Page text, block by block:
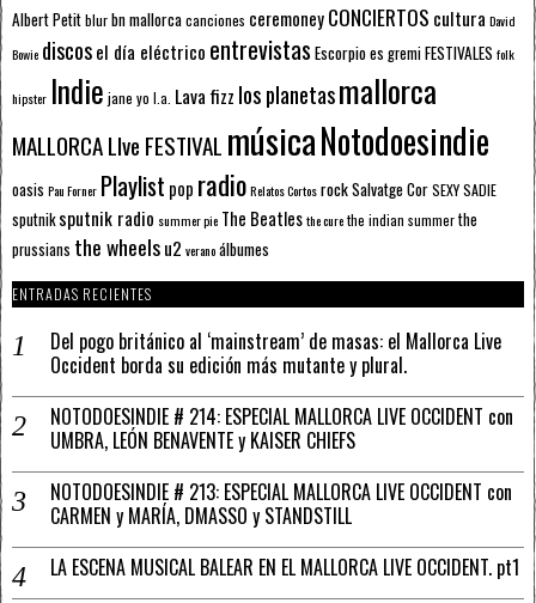
Albert Petitblurbn mallorcacanciones ceremoneyCONCIERTOS cultura David
Bowie discosel día eléctrico entrevistas Escorpioes gremiFESTIVALES folk
hipster Indie jane yo l.a. Lava fizz los planetasmallorca
MALLORCA LIve FESTIVAL músicaNotodoesindie
oasis Pau Forner Playlist pop radioRelatos CortosrockSalvatge CorSEXY SADIE
sputnik sputnik radio summer pie The Beatlesthe curethe indian summerthe
prussians the wheelsu2 veranoálbumes
ENTRADAS RECIENTES
Del pogo británico al ‘mainstream’ de masas: el Mallorca Live
Occident borda su edición más mutante y plural.
NOTODOESINDIE # 214: ESPECIAL MALLORCA LIVE OCCIDENT con
UMBRA, LEÓN BENAVENTE y KAISER CHIEFS
NOTODOESINDIE # 213: ESPECIAL MALLORCA LIVE OCCIDENT con
CARMEN y MARÍA, DMASSO y STANDSTILL
LA ESCENA MUSICAL BALEAR EN EL MALLORCA LIVE OCCIDENT. pt1